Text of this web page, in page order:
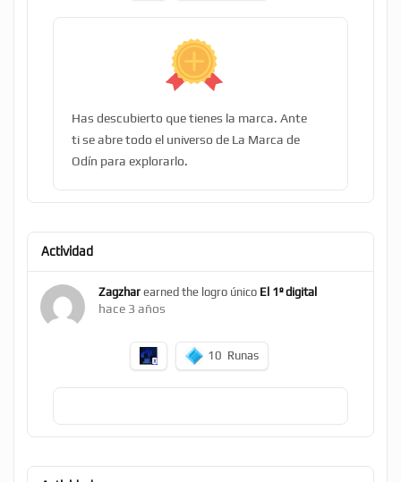
Has descubierto que tienes la marca. Ante
ti se abre todo el universo de La Marca de
Odín para explorarlo.
Actividad
Zagzhar earned the logro único El 1º digital
hace 3 años
10 Runas